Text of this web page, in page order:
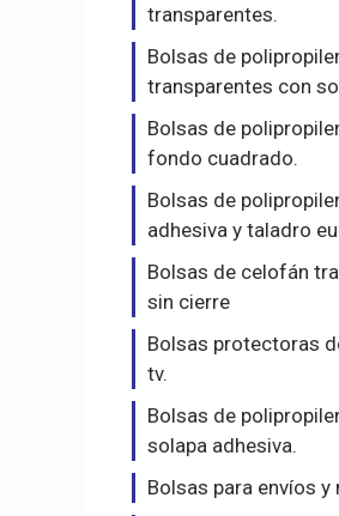
transparentes.
Bolsas de
transparentes con
Bolsas de
fondo cuadrado.
Bolsas de
adhesiva y taladro
Bolsas de celofán
sin cierre
Bolsas protectoras
tv.
Bolsas de
solapa adhesiva.
Bolsas para envíos y